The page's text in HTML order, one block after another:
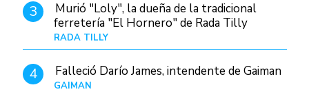
3
Murió "Loly", la dueña de la tradicional
ferretería "El Hornero" de Rada Tilly
RADA TILLY
4 Falleció Darío James, intendente de Gaiman
GAIMAN